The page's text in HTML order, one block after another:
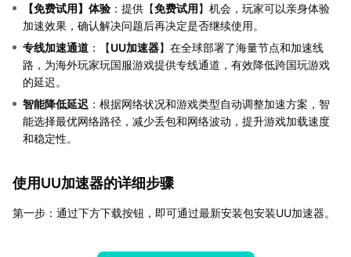
【免费试用】体验 ：提供【免费试用】机会，玩家可以亲身体验
加速效果，确认解决问题后再决定是否继续使用。
专线加速通道 ：【UU加速器】在全球部署了海量节点和加速线
路，为海外玩家玩国服游戏提供专线通道，有效降低跨国玩游戏
的延迟。
智能降低延迟 ：根据网络状况和游戏类型自动调整加速方案，智
能选择最优网络路径，减少丢包和网络波动，提升游戏加载速度
和稳定性。
使用UU加速器的详细步骤
第一步：通过下方下载按钮，即可通过最新安装包安装UU加速器。